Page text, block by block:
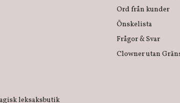
Ord från kunder
Önskelista
Frågor & Svar
Clowner utan
leksaksbutik